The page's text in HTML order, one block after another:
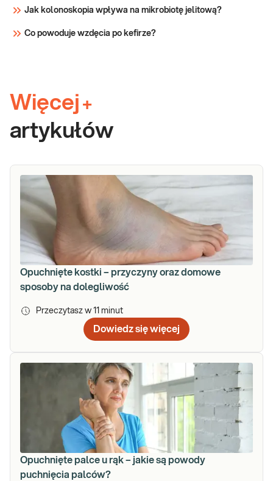
Jak kolonoskopia wpływa na mikrobiotę jelitową?
Co powoduje wzdęcia po kefirze?
Więcej +
artykułów
Opuchnięte kostki – przyczyny oraz domowe
sposoby na dolegliwość
Przeczytasz w 11 minut
Dowiedz się więcej
Opuchnięte palce u rąk – jakie są powody
puchnięcia palców?